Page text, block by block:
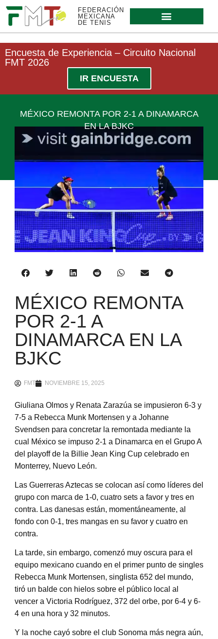
FEDERACIÓN
MEXICANA
DE TENIS
Encuesta de Experiencia – Circuito Nacional
FMT 2026
IR ENCUESTA
MÉXICO REMONTA POR 2-1 A DINAMARCA
EN LA BJKC
MÉXICO REMONTA
POR 2-1 A
DINAMARCA EN LA
BJKC
FMT NOVIEMBRE 15, 2025
Giuliana Olmos y Renata Zarazúa se impusieron 6-3 y
7-5 a Rebecca Munk Mortensen y a Johanne
Svendsen para concretar la remontada mediante la
cual México se impuso 2-1 a Dinamarca en el Grupo A
del playoff de la Billie Jean King Cup celebrado en
Monterrey, Nuevo León.
Las Guerreras Aztecas se colocan así como líderes del
grupo con marca de 1-0, cuatro sets a favor y tres en
contra. Las danesas están, momentáneamente, al
fondo con 0-1, tres mangas en su favor y cuatro en
contra.
La tarde, sin embargo, comenzó muy oscura para el
equipo mexicano cuando en el primer punto de singles
Rebecca Munk Mortensen, singlista 652 del mundo,
tiró un balde con hielos sobre el público local al
vencer a Victoria Rodríguez, 372 del orbe, por 6-4 y 6-
4 en una hora y 32 minutos.
Y la noche cayó sobre el club Sonoma más negra aún,